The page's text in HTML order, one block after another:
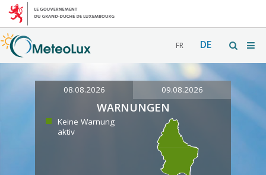
FR DE
08.08.2026 09.08.2026
WARNUNGEN
Keine Warnung
aktiv